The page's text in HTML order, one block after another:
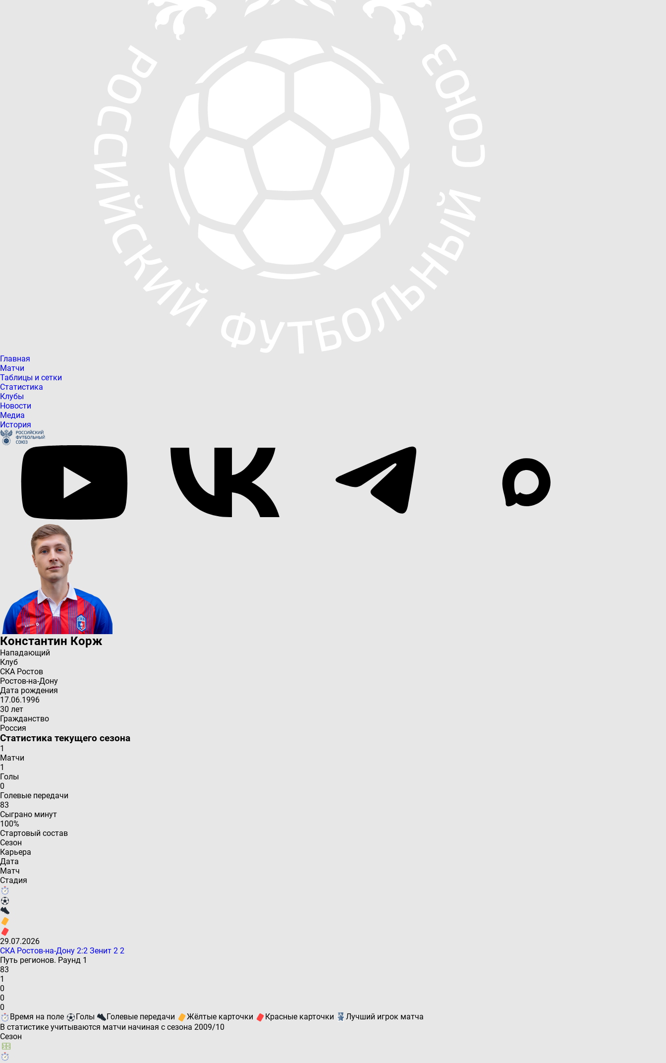
Главная
Матчи
Таблицы и сетки
Статистика
Клубы
Новости
Медиа
История
Константин Корж
Нападающий
Клуб
СКА Ростов
Ростов-на-Дону
Дата рождения
17.06.1996
30 лет
Гражданство
Россия
Статистика текущего сезона
1
Матчи
1
Голы
0
Голевые передачи
83
Сыграно минут
100%
Стартовый состав
Сезон
Карьера
Дата
Матч
Стадия
29.07.2026
СКА Ростов-на-Дону 2:2 Зенит 2 2
Путь регионов. Раунд 1
83
1
0
0
0
Время на поле
Голы Голевые передачи Жёлтые карточки Красные карточки
Лучший игрок матча
В статистике учитываются матчи начиная с сезона 2009/10
Сезон